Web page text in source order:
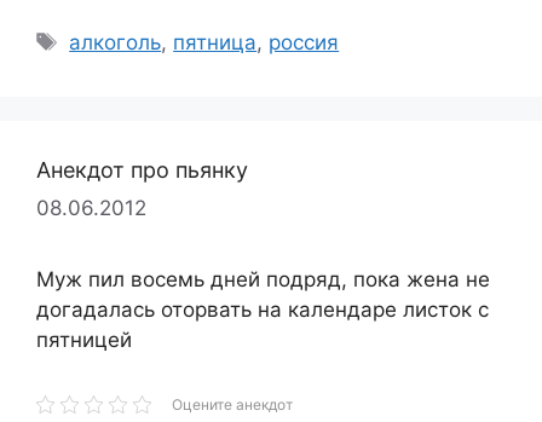
Метки
алкоголь, пятница, россия
Анекдот про пьянку
08.06.2012
Муж пил восемь дней подряд, пока жена не
догадалась оторвать на календаре листок с
пятницей
Оцените анекдот